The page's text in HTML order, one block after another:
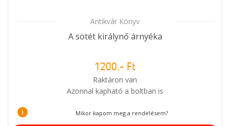
Antikvár Könyv
A sötét királynő árnyéka
1200,- Ft
Raktáron van
Azonnal kapható a boltban is
i Mikor kapom meg a rendelésem?